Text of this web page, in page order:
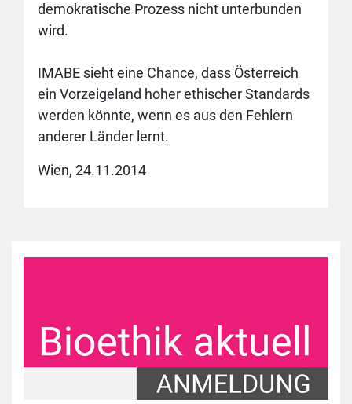
demokratische Prozess nicht unterbunden
wird.
IMABE sieht eine Chance, dass Österreich
ein Vorzeigeland hoher ethischer Standards
werden könnte, wenn es aus den Fehlern
anderer Länder lernt.
Wien, 24.11.2014